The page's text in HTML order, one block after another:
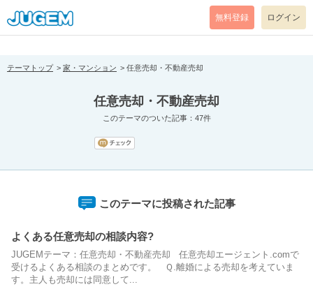
[pear_error: message="Success" code=0 mode=return level=notice
prefix="" info=""]
無料登録 ログイン
テーマトップ 家・マンション 任意売却・不動産売却
任意売却・不動産売却
このテーマのついた記事：47件
このテーマに投稿された記事
よくある任意売却の相談内容?
JUGEMテーマ：任意売却・不動産売却 任意売却エージェント.comで
受けるよくある相談のまとめです。 Ｑ.離婚による売却を考えていま
す。主人も売却には同意して...